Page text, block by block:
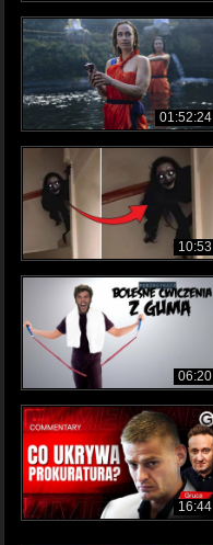
01:52:24
10:53
06:20
16:44